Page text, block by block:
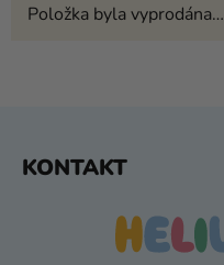
Položka byla vyprodána…
KONTAKT